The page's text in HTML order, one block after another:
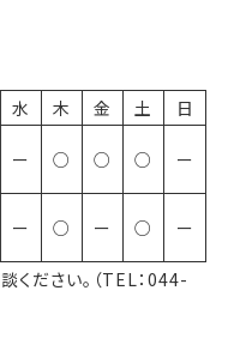
水 木 金 土
日
ー ○ ○ ○ ー
ー ○ ー ○ ー
ださい。（TEL：044-